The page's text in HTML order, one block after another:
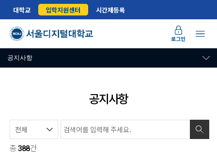
대학교 입학지원센터 시간제등록
로그인
공지사항
공지사항
총 388건